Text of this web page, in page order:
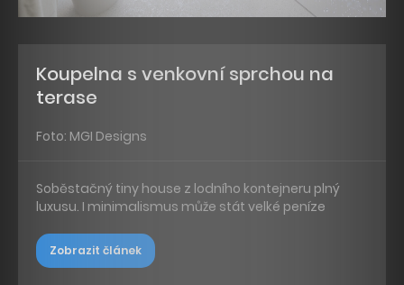
Koupelna s venkovní sprchou na
terase
Foto: MGI Designs
Soběstačný tiny house z lodního kontejneru plný
luxusu. I minimalismus může stát velké peníze
Zobrazit článek